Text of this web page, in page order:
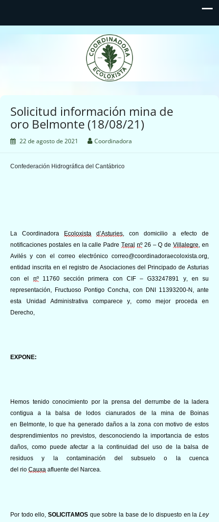
Coordinadora Ecoloxista
d'Asturies
Solicitud información mina de
oro Belmonte (18/08/21)
22 de agosto de 2021 Coordinadora
Confederación Hidrográfica del Cantábrico
La Coordinadora Ecoloxista d’Asturies, con domicilio a efecto de
notificaciones postales en la calle PadreTeral nº26 – Q de Villalegre, en
Avilés y con el correo electrónico correo@coordinadoraecoloxista.org,
entidad inscrita en el registro de Asociaciones del Principado de Asturias
con el nº11760 sección primera con CIF – G33247891 y, en su
representación, Fructuoso Pontigo Concha, con DNI 11393200-N, ante
esta Unidad Administrativa comparece y, como mejor proceda en
Derecho,
EXPONE:
Hemos tenido conocimiento por la prensa del derrumbe de la ladera
contigua a la balsa de lodos cianurados de la mina de Boinas
en Belmonte, lo que ha generado daños a la zona con motivo de estos
desprendimientos no previstos, desconociendo la importancia de estos
daños, como puede afectar a la continuidad del uso de la balsa de
residuos y la contaminación del subsuelo o la cuenca
del rio Cauxa afluente del Narcea.
Por todo ello,SOLICITAMOS que sobre la base de lo dispuesto en laLey